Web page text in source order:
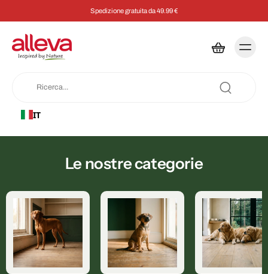
Spedizione gratuita da 49.99 €
IT
Le nostre categorie